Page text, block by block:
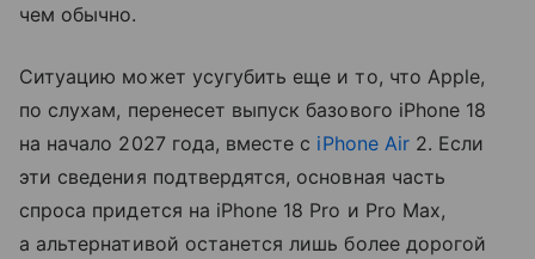
чем обычно.
Ситуацию может усугубить еще и то, что Apple,
по слухам, перенесет выпуск базового iPhone 18
на начало 2027 года, вместе с iPhone Air2. Если
эти сведения подтвердятся, основная часть
спроса придется на iPhone 18 Pro и Pro Max,
а альтернативой останется лишь более дорогой